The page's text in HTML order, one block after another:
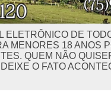
ELETRÔNICO DE
MENORES 18 ANOS
QUEM NÃO
O FATO